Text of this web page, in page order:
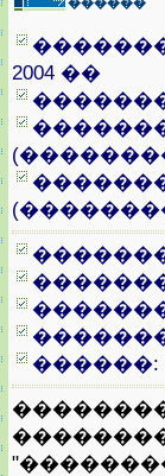
2004 ��
������: